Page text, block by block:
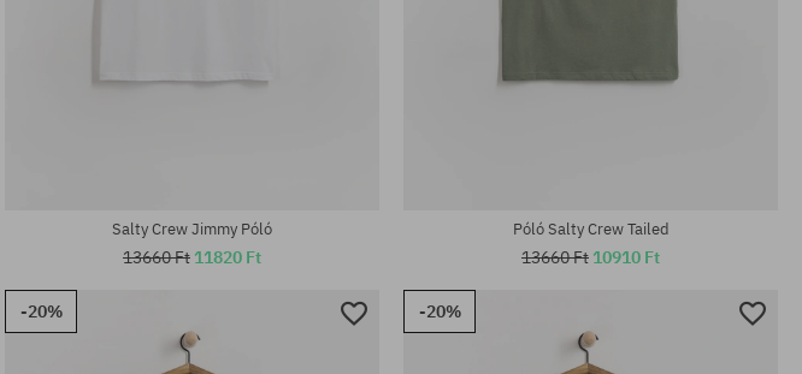
Salty Crew Jimmy Póló
13660 Ft 11820 Ft
Póló Salty Crew Tailed
13660 Ft 10910 Ft
-20% -20%